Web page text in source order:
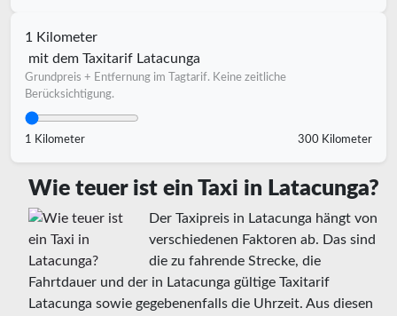
1 Kilometer
mit dem Taxitarif Latacunga
Grundpreis + Entfernung im Tagtarif. Keine zeitliche
Berücksichtigung.
1 Kilometer 300 Kilometer
Wie teuer ist ein Taxi in Latacunga?
Der Taxipreis in Latacunga hängt von
verschiedenen Faktoren ab. Das sind
die zu fahrende Strecke, die
Fahrtdauer und der in Latacunga gültige Taxitarif
Latacunga sowie gegebenenfalls die Uhrzeit. Aus diesen